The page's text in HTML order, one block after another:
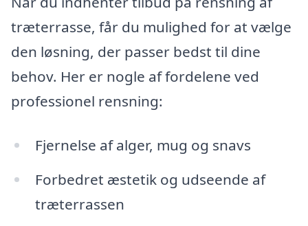
træterrasse, får du mulighed for at vælge
den løsning, der passer bedst til dine
behov. Her er nogle af fordelene ved
professionel rensning:
Fjernelse af alger, mug og snavs
Forbedret æstetik og udseende af
træterrassen